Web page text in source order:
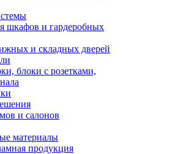
шкафов и гардеробных
и складных дверей
блоки с розетками,
и салонов
материалы
продукция